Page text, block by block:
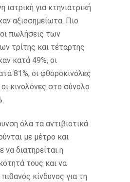
ιατρική για κτηνιατρική
αξιοσημείωτα. Πιο
πωλήσεις των
τρίτης και τέταρτης
κατά 49%, οι
81%, οι φθοροκινόλες
κινολόνες στο σύνολο
όλα τα αντιβιοτικά
με μέτρο και
διατηρείται η
τους και να
κίνδυνος για τη